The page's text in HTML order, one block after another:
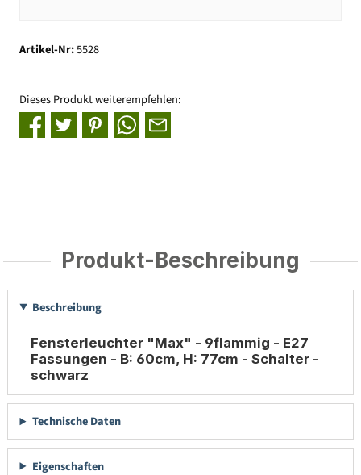
Artikel-Nr:5528
Dieses Produkt weiterempfehlen:
Produkt-Beschreibung
Beschreibung
Fensterleuchter "Max" - 9flammig - E27
Fassungen - B: 60cm, H: 77cm - Schalter -
schwarz
Technische Daten
Eigenschaften